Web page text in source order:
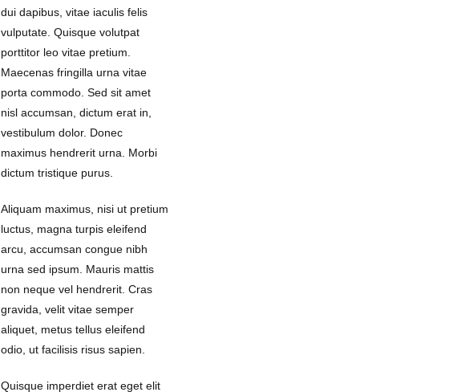
dui dapibus, vitae iaculis felis
vulputate. Quisque volutpat
porttitor leo vitae pretium.
Maecenas fringilla urna vitae
porta commodo. Sed sit amet
nisl accumsan, dictum erat in,
vestibulum dolor. Donec
maximus hendrerit urna. Morbi
dictum tristique purus.
Aliquam maximus, nisi ut pretium
luctus, magna turpis eleifend
arcu, accumsan congue nibh
urna sed ipsum. Mauris mattis
non neque vel hendrerit. Cras
gravida, velit vitae semper
aliquet, metus tellus eleifend
odio, ut facilisis risus sapien.
Quisque imperdiet erat eget elit